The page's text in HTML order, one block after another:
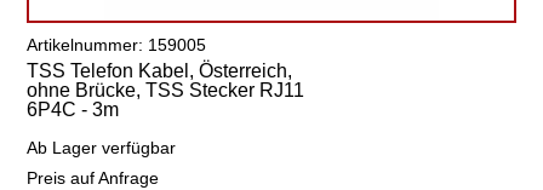
Artikelnummer: 159005
TSS Telefon Kabel, Österreich,
ohne Brücke, TSS Stecker RJ11
6P4C - 3m
Ab Lager verfügbar
Preis auf Anfrage